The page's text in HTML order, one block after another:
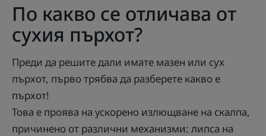
По какво се отличава от
сухия пърхот?
Преди да решите дали имате мазен или сух
пърхот, първо трябва да разберете какво е
пърхот!
Това е проява на ускорено излющване на скалпа,
причинено от различни механизми: липса на